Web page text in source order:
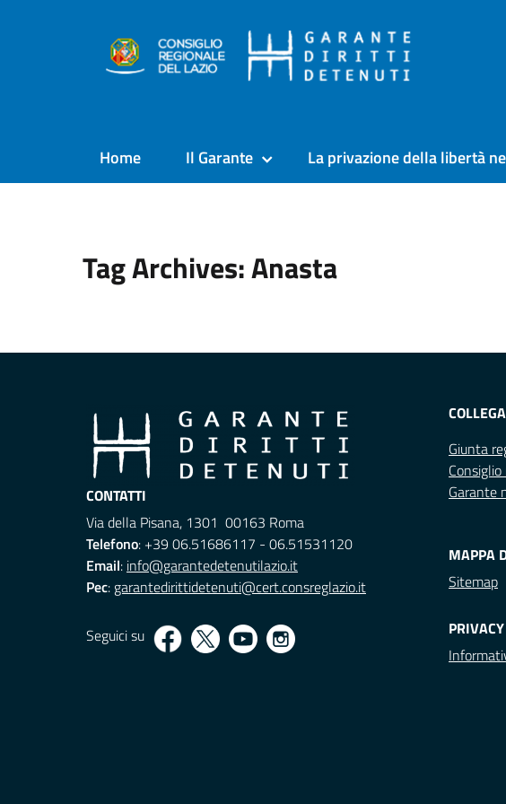
Home Il Garante La privazione della libertà
Tag Archives: Anasta
CONTATTI
Via della Pisana, 1301 00163 Roma
Telefono: +39 06.51686117 - 06.51531120
Email: info@garantedetenutilazio.it
Pec: garantedirittidetenuti@cert.consreglazio.it
Seguici su
Giunta
Garante
MAPPA
Sitemap
PRIVACY